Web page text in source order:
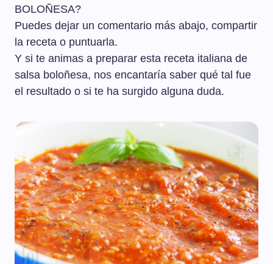
BOLOÑESA?
Puedes dejar un comentario más abajo, compartir
la receta o puntuarla.
Y si te animas a preparar esta receta italiana de
salsa boloñesa, nos encantaría saber qué tal fue
el resultado o si te ha surgido alguna duda.